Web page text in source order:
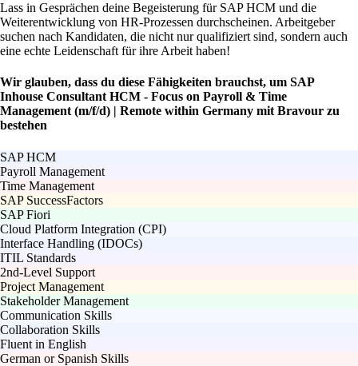
Lass in Gesprächen deine Begeisterung für SAP HCM und die
Weiterentwicklung von HR-Prozessen durchscheinen. Arbeitgeber
suchen nach Kandidaten, die nicht nur qualifiziert sind, sondern auch
eine echte Leidenschaft für ihre Arbeit haben!
Wir glauben, dass du diese Fähigkeiten brauchst, um SAP
Inhouse Consultant HCM - Focus on Payroll & Time
Management (m/f/d) | Remote within Germany mit Bravour zu
bestehen
SAP HCM
Payroll Management
Time Management
SAP SuccessFactors
SAP Fiori
Cloud Platform Integration (CPI)
Interface Handling (IDOCs)
ITIL Standards
2nd-Level Support
Project Management
Stakeholder Management
Communication Skills
Collaboration Skills
Fluent in English
German or Spanish Skills